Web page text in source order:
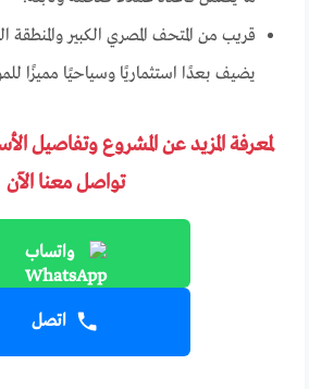
قريب من المتحف المصري الكبير والمنطقة
يضيف بعدًا استثماريًا وسياحيًا مميزًا
لمعرفة المزيد عن المشروع وتفاصيل
تواصل معنا الآن
واتساب
اتصل